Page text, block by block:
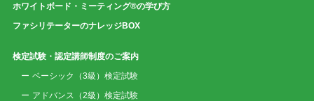
ホワイトボード・ミーティング®の学び方
ファシリテーターのナレッジBOX
検定試験・認定講師制度のご案内
ベーシック（3級）検定試験
アドバンス（2級）検定試験